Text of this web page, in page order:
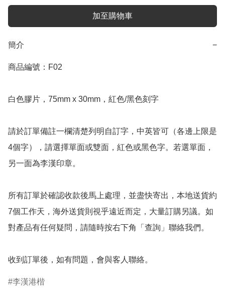
加至購物車
簡介 −
商品編號：F02
白色膠片，75mm x 30mm，紅色/黑色刻字
請於訂單備註一欄清楚列明自訂字，中英皆可（各邊上限是
4個字），請選擇單面或雙面，紅色或黑色字。若選單面，
另一面為李漢印章。
所有訂單於確認收款後馬上處理，並盡快寄出，本地送貨約
7個工作天，海外送貨則視乎遠近而定，大量訂購另議。如
對產品有任何疑問，請隨時按右下角「查詢」聯絡我們。
收到訂單後，如有問題，會與客人聯絡。
李漢港楷